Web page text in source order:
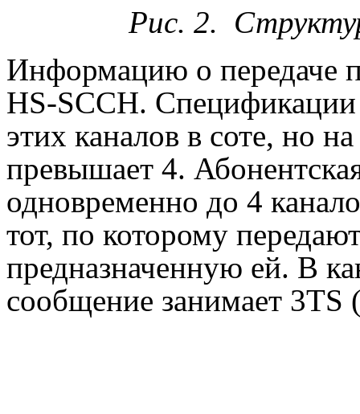
Рис. 2.
Информацию о передаче
HS-SCCH. Спецификации
этих каналов в соте, но
превышает 4.
одновременно до 4
тот, по которому
предназначенную ей. В
сообщение занимает 3TS